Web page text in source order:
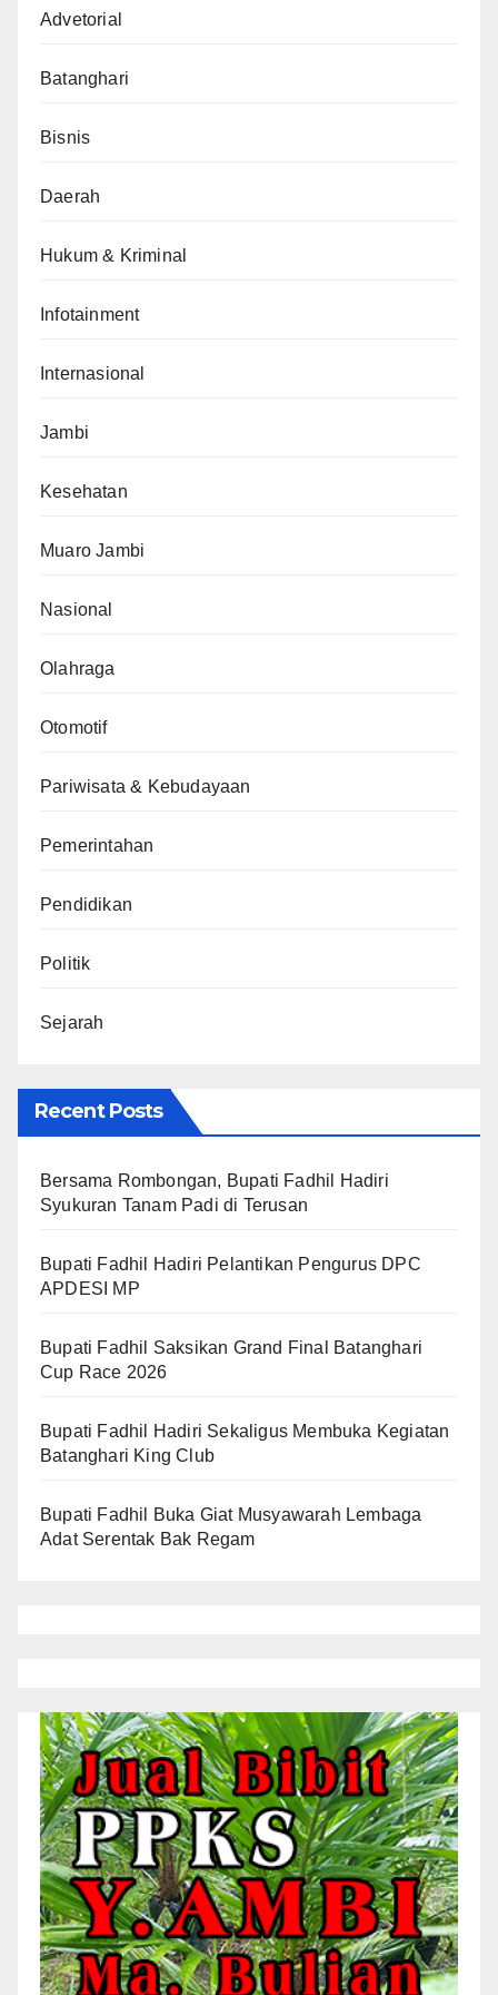
Advetorial
Batanghari
Bisnis
Daerah
Hukum & Kriminal
Infotainment
Internasional
Jambi
Kesehatan
Muaro Jambi
Nasional
Olahraga
Otomotif
Pariwisata & Kebudayaan
Pemerintahan
Pendidikan
Politik
Sejarah
Recent Posts
Bersama Rombongan, Bupati Fadhil Hadiri
Syukuran Tanam Padi di Terusan
Bupati Fadhil Hadiri Pelantikan Pengurus DPC
APDESI MP
Bupati Fadhil Saksikan Grand Final Batanghari
Cup Race 2026
Bupati Fadhil Hadiri Sekaligus Membuka Kegiatan
Batanghari King Club
Bupati Fadhil Buka Giat Musyawarah Lembaga
Adat Serentak Bak Regam